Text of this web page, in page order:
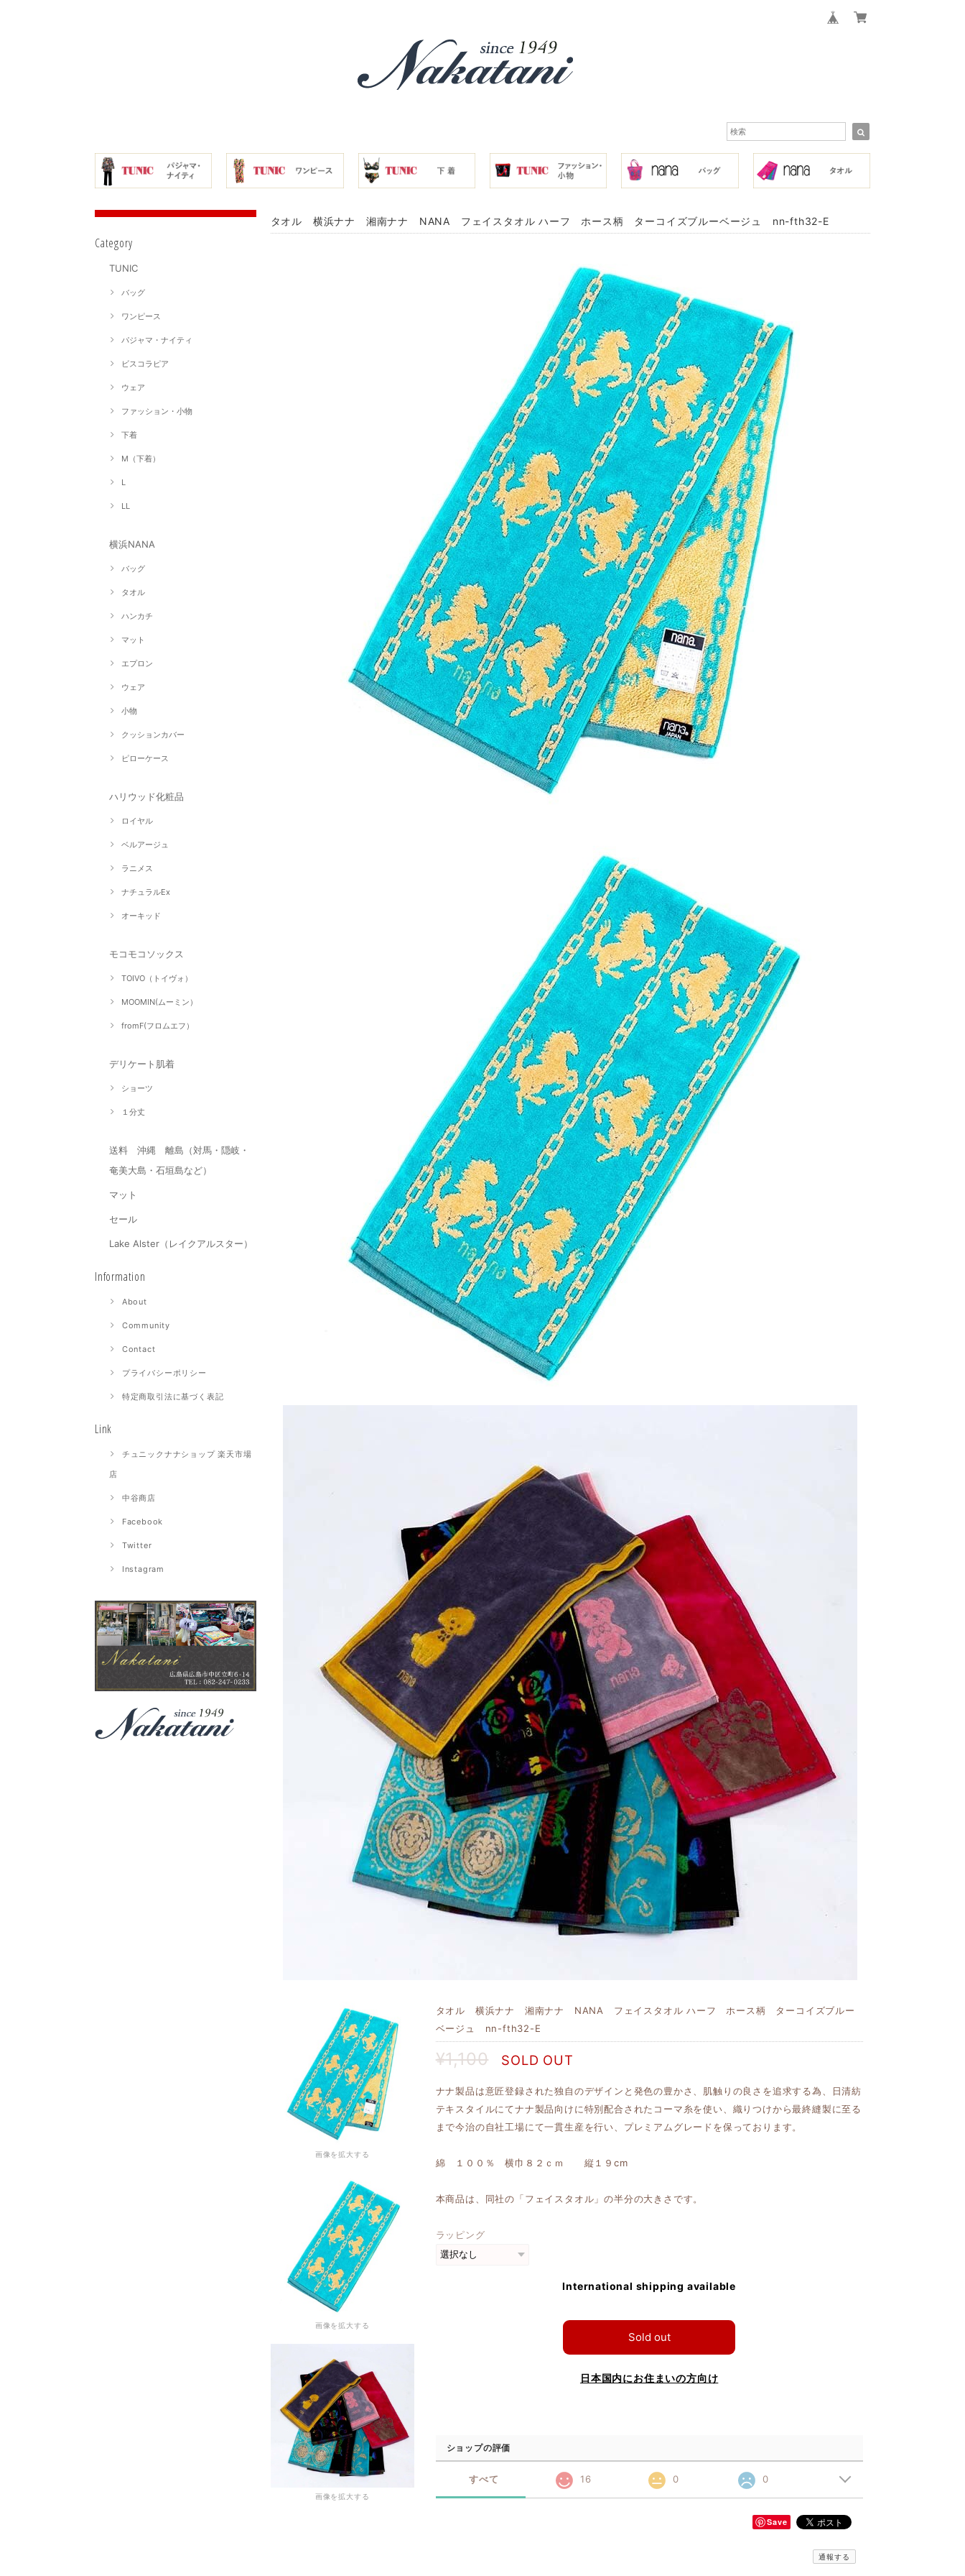
Category
TUNIC
バッグ
ワンピース
パジャマ・ナイティ
ビスコラピア
ウェア
ファッション・小物
下着
M（下着）
L
LL
横浜NANA
バッグ
タオル
ハンカチ
マット
エプロン
ウェア
小物
クッションカバー
ピローケース
ハリウッド化粧品
ロイヤル
ベルアージュ
ラニメス
ナチュラルEx
オーキッド
モコモコソックス
TOIVO（トイヴォ）
MOOMIN(ムーミン）
fromF(フロムエフ）
デリケート肌着
ショーツ
１分丈
送料 沖縄 離島（対馬・隠岐・
奄美大島・石垣島など）
マット
セール
Lake Alster（レイクアルスター）
Information
About
Community
Contact
プライバシーポリシー
特定商取引法に基づく表記
Link
チュニックナナショップ 楽天市場
店
中谷商店
Facebook
Twitter
Instagram
タオル 横浜ナナ 湘南ナナ NANA フェイスタオル ハーフ ホース柄 ターコイズブルーベージュ nn-fth32-E
画像を拡大する
画像を拡大する
画像を拡大する
タオル 横浜ナナ 湘南ナナ NANA フェイスタオル ハーフ ホース柄 ターコイズブルー
ベージュ nn-fth32-E
¥1,100 SOLD OUT
ナナ製品は意匠登録された独自のデザインと発色の豊かさ、肌触りの良さを追求する為、日清紡
テキスタイルにてナナ製品向けに特別配合されたコーマ糸を使い、織りつけから最終縫製に至る
まで今治の自社工場にて一貫生産を行い、プレミアムグレードを保っております。
綿 １００％ 横巾８２ｃｍ 縦１９cm
本商品は、同社の「フェイスタオル」の半分の大きさです。
ラッピング
International shipping available
Sold out
日本国内にお住まいの方向け
ショップの評価
すべて 16 0 0
Save
通報する